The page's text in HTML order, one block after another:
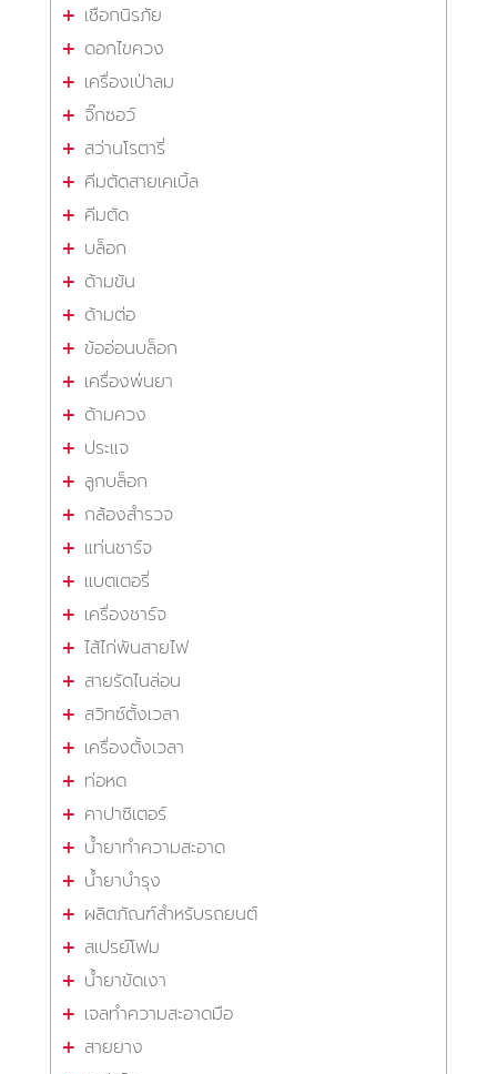
เชือกนิรภัย
ดอกไขควง
เครื่องเป่าลม
จิ๊กซอว์
สว่านโรตารี่
คีมตัดสายเคเบิ้ล
คีมตัด
บล็อก
ด้ามขัน
ด้ามต่อ
ข้ออ่อนบล็อก
เครื่องพ่นยา
ด้ามควง
ประแจ
ลูกบล็อก
กล้องสำรวจ
แท่นชาร์จ
แบตเตอรี่
เครื่องชาร์จ
ไส้ไก่พันสายไฟ
สายรัดไนล่อน
สวิทซ์ตั้งเวลา
เครื่องตั้งเวลา
ท่อหด
คาปาซิเตอร์
น้ำยาทำความสะอาด
น้ำยาบำรุง
ผลิตภัณฑ์สำหรับรถยนต์
สเปรย์โฟม
น้ำยาขัดเงา
เจลทำความสะอาดมือ
สายยาง